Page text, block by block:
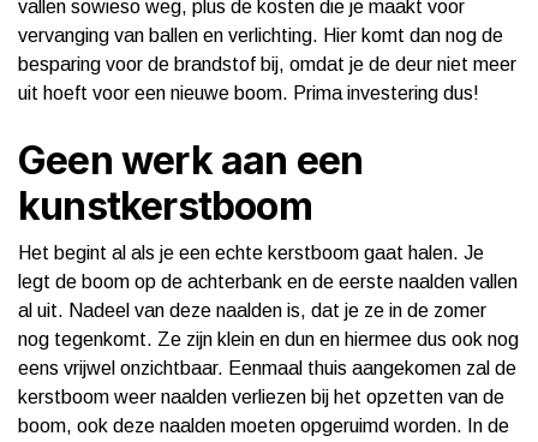
vallen sowieso weg, plus de kosten die je maakt voor
vervanging van ballen en verlichting. Hier komt dan nog de
besparing voor de brandstof bij, omdat je de deur niet meer
uit hoeft voor een nieuwe boom. Prima investering dus!
Geen werk aan een
kunstkerstboom
Het begint al als je een echte kerstboom gaat halen. Je
legt de boom op de achterbank en de eerste naalden vallen
al uit. Nadeel van deze naalden is, dat je ze in de zomer
nog tegenkomt. Ze zijn klein en dun en hiermee dus ook nog
eens vrijwel onzichtbaar. Eenmaal thuis aangekomen zal de
kerstboom weer naalden verliezen bij het opzetten van de
boom, ook deze naalden moeten opgeruimd worden. In de